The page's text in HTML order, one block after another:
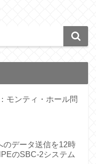
モンティ・ホール問
のデータ送信を12時
のSBC-2システム